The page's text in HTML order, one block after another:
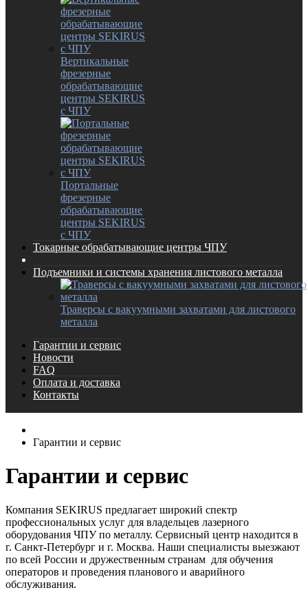
Вертикальные
фрезерные
обрабатывающие
центры SEKIRUS
с ЧПУ
Портальные
фрезерные
обрабатывающие
центры SEKIRUS
с ЧПУ
Токарные обрабатывающие центры ЧПУ
Подъемники и системы хранения листового металла
Траверсы с вакуумными захватами для листового
металла
Гарантии и сервис
Новости
FAQ
Оплата и доставка
Контакты
Гарантии и сервис
Гарантии и сервис
Компания SEKIRUS предлагает широкий спектр
профессиональных услуг для владельцев лазерного
оборудования ЧПУ по металлу. Сервисный центр находится в
г. Санкт-Петербург и г. Москва. Наши специалисты выезжают
по всей России и дружественным странам для обучения
операторов и проведения планового и аварийного
обслуживания.